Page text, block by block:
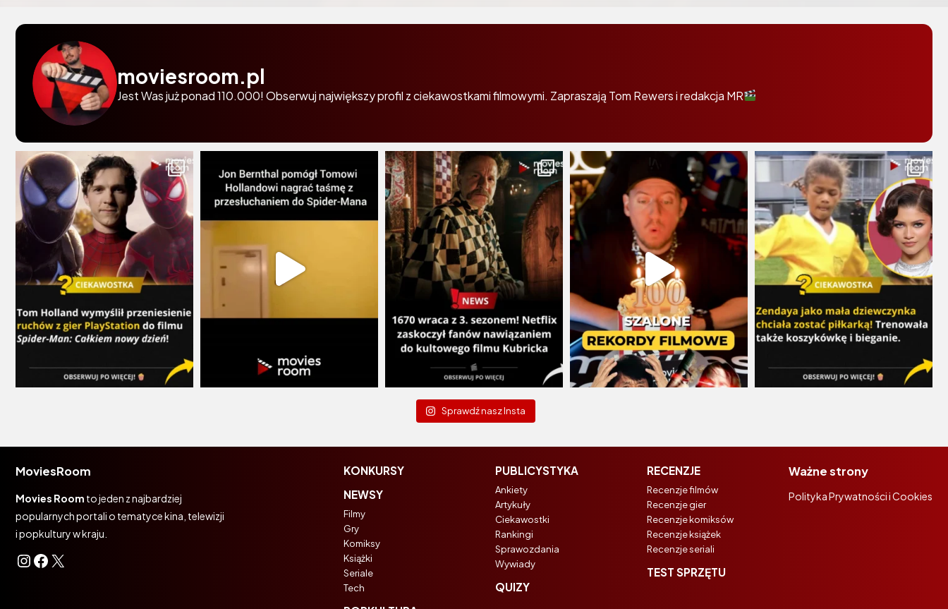
moviesroom.pl
Jest Was już ponad 110.000! Obserwuj największy profil z ciekawostkami filmowymi. Zapraszają Tom Rewers i redakcja MR
Sprawdź nasz Insta
MoviesRoom
Movies Room to jeden z najbardziej
popularnych portali o tematyce kina, telewizji
i popkultury w kraju.
Instagram
Facebook
X
KONKURSY
NEWSY
Filmy
Gry
Komiksy
Książki
Seriale
Tech
PUBLICYSTYKA
Ankiety
Artykuły
Ciekawostki
Rankingi
Sprawozdania
Wywiady
QUIZY
RECENZJE
Recenzje filmów
Recenzje gier
Recenzje komiksów
Recenzje książek
Recenzje seriali
TEST SPRZĘTU
Ważne strony
Polityka Prywatności i Cookies